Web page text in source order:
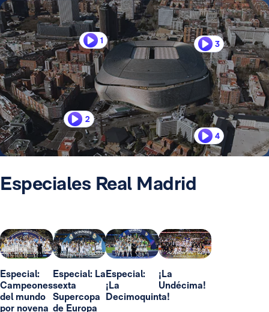
1
2
3
4
Especiales Real Madrid
Especial:
Campeones
del mundo
por novena
Especial: La
sexta
Supercopa
de Europa
Especial:
¡La
Decimoquinta!
¡La
Undécima!